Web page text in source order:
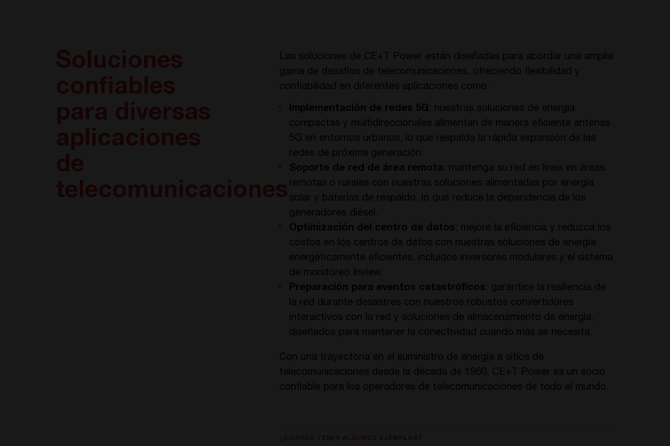
Las soluciones de CE+T Power están diseñadas para abordar una amplia
gama de desafíos de telecomunicaciones, ofreciendo flexibilidad y
confiabilidad en diferentes aplicaciones como:
Implementación de redes 5G: nuestras soluciones de energía
compactas y multidireccionales alimentan de manera eficiente antenas
5G en entornos urbanos, lo que respalda la rápida expansión de las
redes de próxima generación.
Soporte de red de área remota: mantenga su red en línea en áreas
remotas o rurales con nuestras soluciones alimentadas por energía
solar y baterías de respaldo, lo que reduce la dependencia de los
generadores diésel.
Optimización del centro de datos: mejore la eficiencia y reduzca los
costos en los centros de datos con nuestras soluciones de energía
energéticamente eficientes, incluidos inversores modulares y el sistema
de monitoreo Inview.
Preparación para eventos catastróficos: garantice la resiliencia de
la red durante desastres con nuestros robustos convertidores
interactivos con la red y soluciones de almacenamiento de energía,
diseñados para mantener la conectividad cuando más se necesita.
Con una trayectoria en el suministro de energía a sitios de
telecomunicaciones desde la década de 1960, CE+T Power es un socio
confiable para los operadores de telecomunicaciones de todo el mundo.